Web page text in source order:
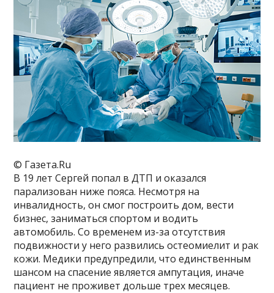
© Газета.Ru
В 19 лет Сергей попал в ДТП и оказался
парализован ниже пояса. Несмотря на
инвалидность, он смог построить дом, вести
бизнес, заниматься спортом и водить
автомобиль. Со временем из-за отсутствия
подвижности у него развились остеомиелит и рак
кожи. Медики предупредили, что единственным
шансом на спасение является ампутация, иначе
пациент не проживет дольше трех месяцев.